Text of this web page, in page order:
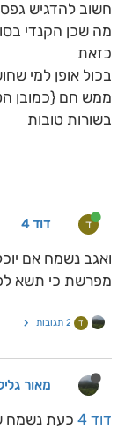
חשוב להדגיש גפס ואיסי מראים
מה שכן הקנדי
כזאת
בכול אופן למי
ממש חם {כמובן
בשורות טובות
ד דוד 4
ואגב נשמח אם
מפרשת כי תשא
ד 2 תגובות
מאור
דוד 4
כעת נשמח